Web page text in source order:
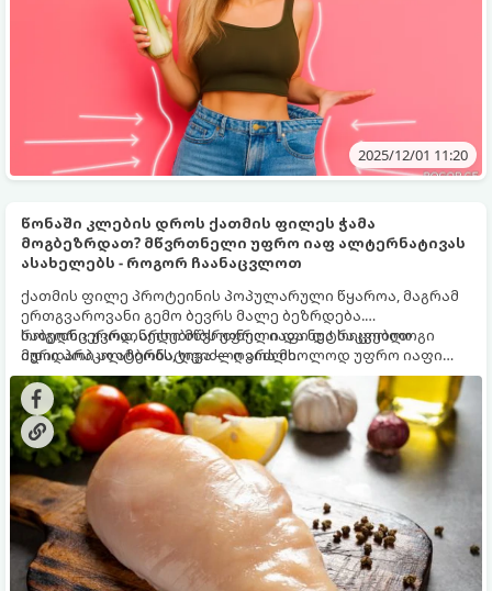
2025/12/01 11:20
წონაში კლების დროს ქათმის ფილეს ჭამა
მოგბეზრდათ? მწვრთნელი უფრო იაფ ალტერნატივას
ასახელებს - როგორ ჩაანაცვლოთ
ქათმის ფილე პროტეინის პოპულარული წყაროა, მაგრამ
ერთგვაროვანი გემო ბევრს მალე ბეზრდება.
საბედნიეროდ, არსებობს უფრო იაფი და საკვებით
მდიდარი ალტერნატივა — ღვიძლი.
როგორც უკრაინელი მწვრთნელი და ნუტრიციოლოგი
იური პოპკო ამბობს, ღვიძლი არა მხოლოდ უფრო იაფი
ღირს, არამედ მნიშვნელოვნად უფრო მდიდარია
ვიტამინებითა და მინერალებით, ვიდრე ქათმის ფილე.